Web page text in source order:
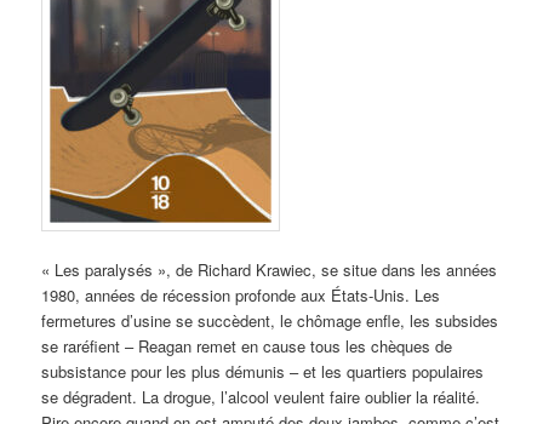
« Les paralysés », de Richard Krawiec, se situe dans les années
1980, années de récession profonde aux États-Unis. Les
fermetures d’usine se succèdent, le chômage enfle, les subsides
se raréfient – Reagan remet en cause tous les chèques de
subsistance pour les plus démunis – et les quartiers populaires
se dégradent. La drogue, l’alcool veulent faire oublier la réalité.